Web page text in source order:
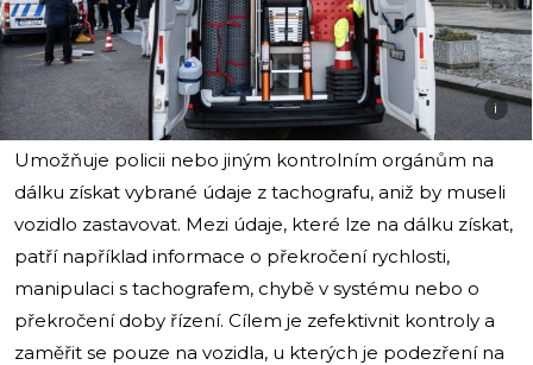
i
Umožňuje policii nebo jiným kontrolním orgánům na
dálku získat vybrané údaje z tachografu, aniž by museli
vozidlo zastavovat. Mezi údaje, které lze na dálku získat,
patří například informace o překročení rychlosti,
manipulaci s tachografem, chybě v systému nebo o
překročení doby řízení. Cílem je zefektivnit kontroly a
zaměřit se pouze na vozidla, u kterých je podezření na